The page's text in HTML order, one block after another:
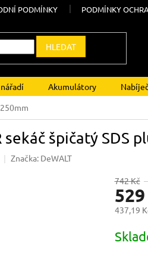
PODMÍNKY PODMÍNKY
HLEDAT
Akumulátory
sekáč špičatý SDS
Značka: DeWALT
742 Kč
437,19
cena: